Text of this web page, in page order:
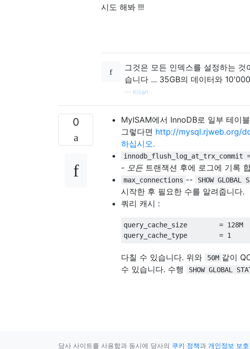
시도 해봐 !!!
그것은 모든 인덱스를 설정하는
습니다 ... 35GB의 데이터와
— Kilian
0
MyISAM에서 InnoDB로 일부 테이
그렇다면 http://mysql.rjweb.org/
하십시오.
innodb_flush_log_at_trx_commit
- 모든 트랜잭션 후에 로그에 기록
max_connections -- SHOW
시작한 후 필요한 수를 알려줍니다.
쿼리 캐시 :
query_cache_size = 128M
query_cache_type = 1
다칠 수 있습니다. 위와 50M 같이
수 있습니다. 수행
SHOW GLOBAL
당사 사이트를 사용함과 동시에 당사의 쿠키 정책과 개인정보 보호